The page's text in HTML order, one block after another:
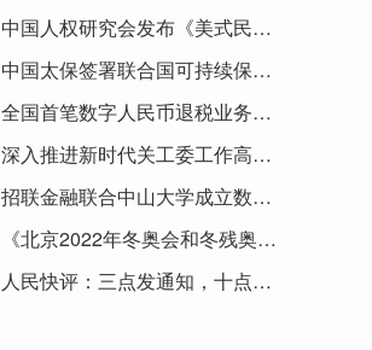
中国人权研究会发布《美式民主的局限与弊病》研究报告
中国太保签署联合国可持续保险原则和负责任投资原则
全国首笔数字人民币退税业务落地大连
深入推进新时代关工委工作高质量发展
招联金融联合中山大学成立数字金融研究中心 积极助推数字金融产业生态
《北京2022年冬奥会和冬残奥会防疫手册》提出6项原则：涉奥人员闭环管理 建议接种加强针
人民快评：三点发通知，十点就停止受理，为啥这么赶？